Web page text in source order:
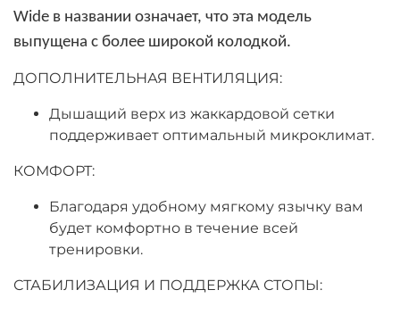
Wide в названии означает, что эта модель
выпущена с более широкой колодкой.
ДОПОЛНИТЕЛЬНАЯ ВЕНТИЛЯЦИЯ:
Дышащий верх из жаккардовой сетки
поддерживает оптимальный микроклимат.
КОМФОРТ:
Благодаря удобному мягкому язычку вам
будет комфортно в течение всей
тренировки.
СТАБИЛИЗАЦИЯ И ПОДДЕРЖКА СТОПЫ: